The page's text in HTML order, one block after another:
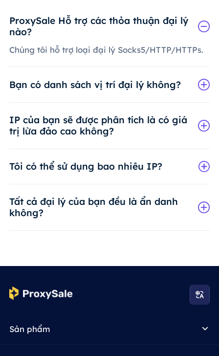
ProxySale Hỗ trợ các thỏa thuận đại lý
nào?
Chúng tôi hỗ trợ loại đại lý Socks5/HTTP/HTTPs.
Bạn có danh sách vị trí đại lý không?
IP của bạn sẽ được phân tích là có giá
trị lừa đảo cao không?
Tôi có thể sử dụng bao nhiêu IP?
Tất cả đại lý của bạn đều là ẩn danh
không?
Sản phẩm